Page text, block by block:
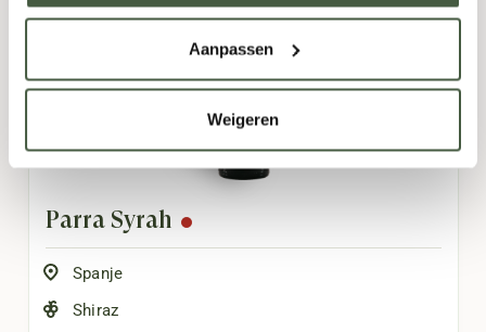
Aanpassen
Weigeren
Parra Syrah
Spanje
Shiraz